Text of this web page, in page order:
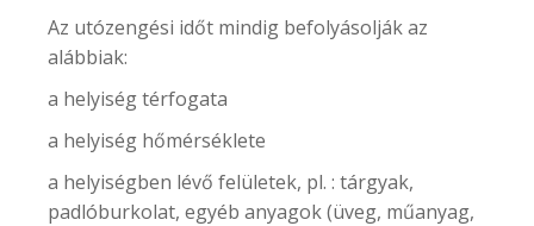
Az utózengési időt mindig befolyásolják az
alábbiak:
a helyiség térfogata
a helyiség hőmérséklete
a helyiségben lévő felületek, pl. : tárgyak,
padlóburkolat, egyéb anyagok (üveg, műanyag,